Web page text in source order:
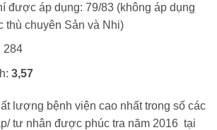
được áp dụng: 79/83 (không áp dụng
thù chuyên Sản và Nhi)
284
3,57
lượng bệnh viện cao nhất trong số các
tư nhân được phúc tra năm 2016 tại